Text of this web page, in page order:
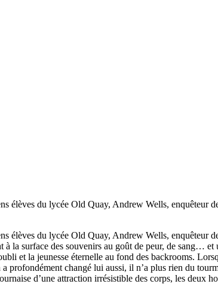
élèves du lycée Old Quay, Andrew Wells,
élèves du lycée Old Quay, Andrew Wells,
la surface des souvenirs au goût de peur, de sang…
et la jeunesse éternelle au fond des backrooms.
changé lui aussi, il n’a plus rien du
d’une attraction irrésistible des corps, les deux